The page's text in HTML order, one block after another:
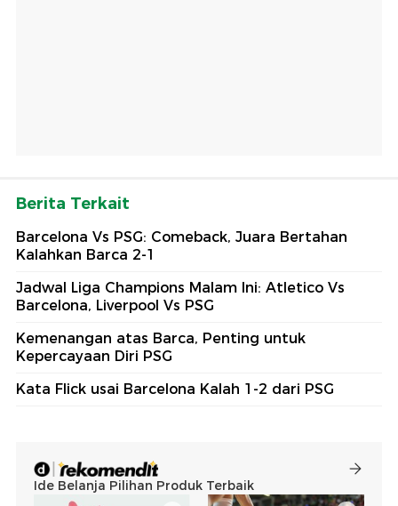
Berita Terkait
Barcelona Vs PSG: Comeback, Juara Bertahan
Kalahkan Barca 2-1
Jadwal Liga Champions Malam Ini: Atletico Vs
Barcelona, Liverpool Vs PSG
Kemenangan atas Barca, Penting untuk
Kepercayaan Diri PSG
Kata Flick usai Barcelona Kalah 1-2 dari PSG